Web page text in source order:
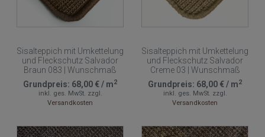
Sisalteppich mit Umkettelung
und Fleckschutz Salvador
Braun 083 | Wunschmaß
Grundpreis: 68,00 €/ m2
inkl. ges. MwSt. zzgl.
Versandkosten
Sisalteppich mit Umkettelung
und Fleckschutz Salvador
Creme 03 | Wunschmaß
Grundpreis: 68,00 €/ m2
inkl. ges. MwSt. zzgl.
Versandkosten